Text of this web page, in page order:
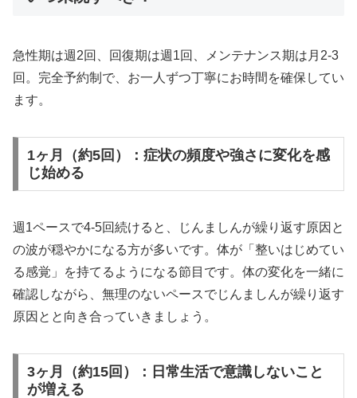
急性期は週2回、回復期は週1回、メンテナンス期は月2-3
回。完全予約制で、お一人ずつ丁寧にお時間を確保してい
ます。
1ヶ月（約5回）：症状の頻度や強さに変化を感
じ始める
週1ペースで4-5回続けると、じんましんが繰り返す原因と
の波が穏やかになる方が多いです。体が「整いはじめてい
る感覚」を持てるようになる節目です。体の変化を一緒に
確認しながら、無理のないペースでじんましんが繰り返す
原因とと向き合っていきましょう。
3ヶ月（約15回）：日常生活で意識しないこと
が増える